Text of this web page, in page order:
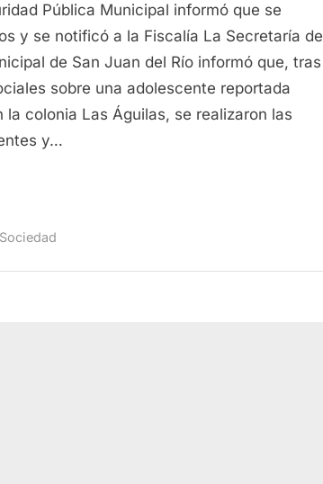
Pública Municipal informó que se
y se notificó a la Fiscalía La Secretaría de
de San Juan del Río informó que, tras
sobre una adolescente reportada
la colonia Las Águilas, se realizaron las
y…
Sociedad